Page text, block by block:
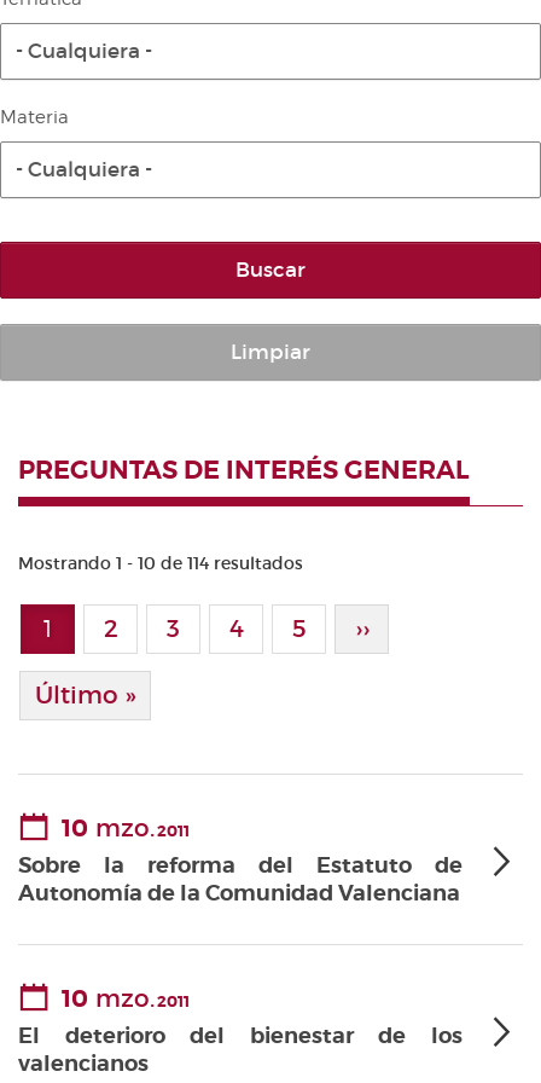
Diario de la Diputación Permanente
Informe BOC
Publicaciones no oficiales
Anuario de Derecho Parlamentario
Otras publicaciones
Información y venta
- Cualquiera -
Materia
- Cualquiera -
Buscar
Limpiar
PREGUNTAS DE INTERÉS GENERAL
Mostrando 1 - 10 de 114 resultados
Paginación
Página actual
1 Page
2 Page
3 Page
4 Page
5 Siguiente
››
Última Página
Último »
10 mzo.2011
Sobre la reforma del Estatuto de
Autonomía de la Comunidad Valenciana
10 mzo.2011
El deterioro del bienestar de los
valencianos